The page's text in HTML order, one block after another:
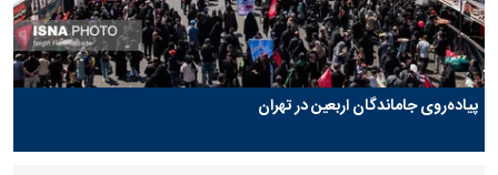
پیاده‌روی جاماندگان اربعین در تهران